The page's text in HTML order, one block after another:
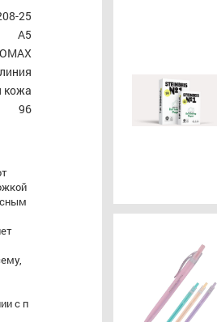
25
А5
линия
кожа
96
с п